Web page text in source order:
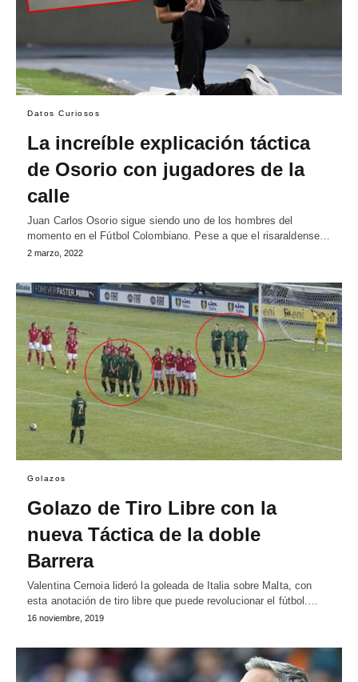
Datos Curiosos
La increíble explicación táctica
de Osorio con jugadores de la
calle
Juan Carlos Osorio sigue siendo uno de los hombres del
momento en el Fútbol Colombiano. Pese a que el risaraldense…
2 marzo, 2022
Golazos
Golazo de Tiro Libre con la
nueva Táctica de la doble
Barrera
Valentina Cernoia lideró la goleada de Italia sobre Malta, con
esta anotación de tiro libre que puede revolucionar el fútbol.…
16 noviembre, 2019